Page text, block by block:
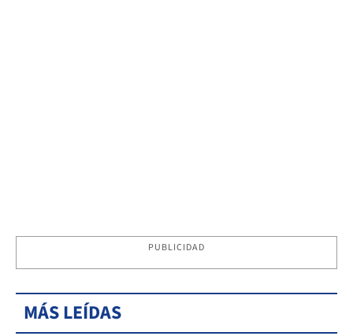
PUBLICIDAD
MÁS LEÍDAS